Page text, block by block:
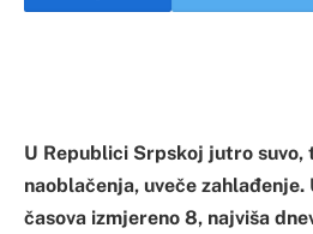
U Republici Srpskoj jutro suvo,
naoblačenja, uveče
časova izmjereno 8, najviša